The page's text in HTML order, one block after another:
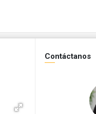
Contáctanos